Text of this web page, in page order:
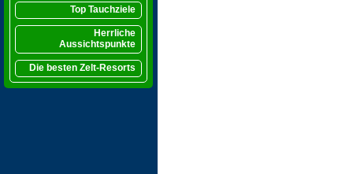
Top Tauchziele
Herrliche
Aussichtspunkte
Die besten Zelt-Resorts